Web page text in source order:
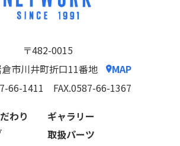
〒482-0015
市川井町折口11番地
MAP
66-1411 FAX.0587-66-1367
わり
ギャラリー
取扱パーツ